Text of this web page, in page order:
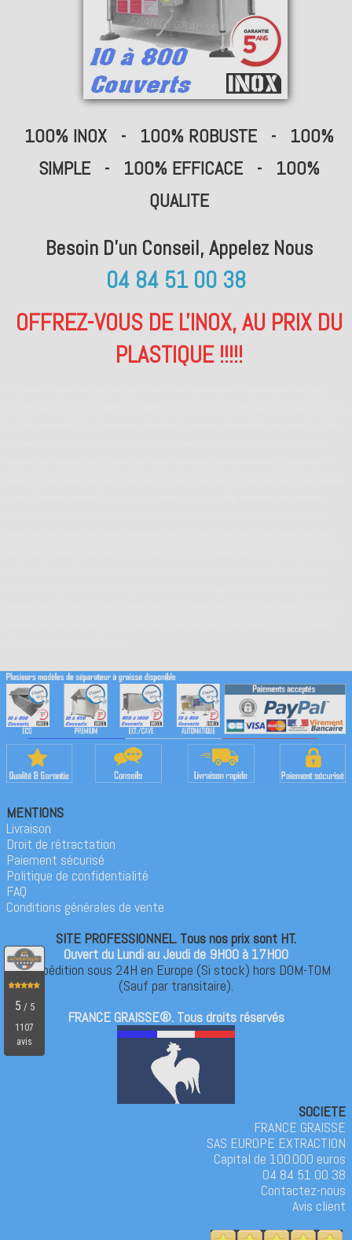
100% INOX - 100% ROBUSTE - 100%
SIMPLE - 100% EFFICACE - 100%
QUALITE
Besoin D'un Conseil, Appelez Nous
04 84 51 00 38
OFFREZ-VOUS DE L'INOX, AU PRIX DU
PLASTIQUE !!!!!
MENTIONS
Livraison
Droit de rétractation
Paiement sécurisé
Politique de confidentialité
FAQ
Conditions générales de vente
SITE PROFESSIONNEL. Tous nos prix sont HT.
Ouvert du Lundi au Jeudi de 9H00 à 17H00
*Expédition sous 24H en Europe (Si stock) hors DOM-TOM
(Sauf par transitaire).
FRANCE GRAISSE®. Tous droits réservés
SOCIETE
FRANCE GRAISSE
SAS EUROPE EXTRACTION
Capital de 100.000 euros
04 84 51 00 38
Contactez-nous
Avis client